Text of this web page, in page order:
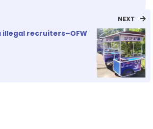
NEXT
recruiters–OFW